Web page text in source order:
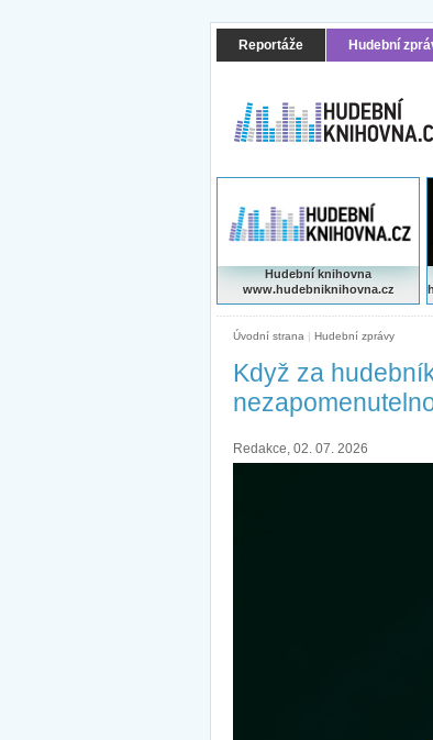
Reportáže Hudební
Hudební knihovna
www.hudebniknihovna.cz
Úvodní strana | Hudební zprávy
Když za
Redakce, 02. 07. 2026